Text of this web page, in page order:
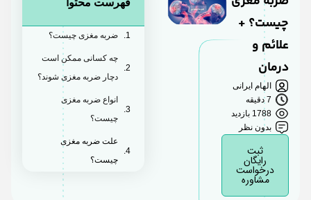
چیست؟ +
علائم و
درمان
الهام ایرانی
7 دقیقه
1788 بازدید
بدون نظر
رایگان
درخواست
مشاوره
فهرست محتوا
ضربه مغزی چیست؟
چه کسانی ممکن است
دچار ضربه مغزی شوند؟
انواع ضربه مغزی
چیست؟
علت ضربه مغزی
چیست؟